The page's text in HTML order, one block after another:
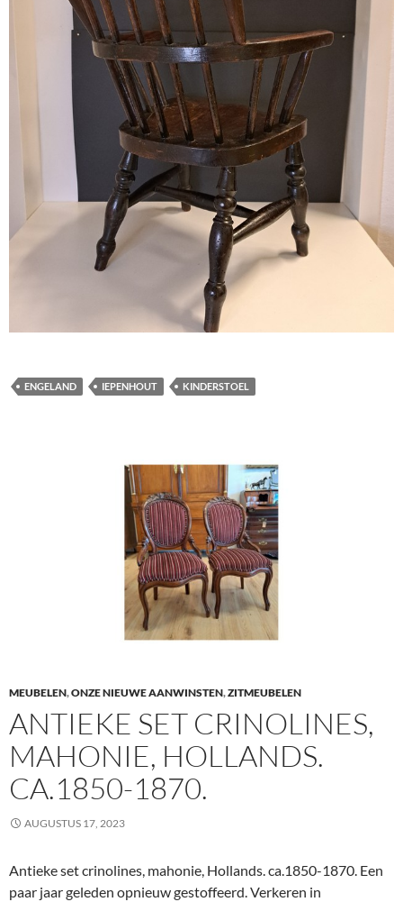
ENGELAND IEPENHOUT KINDERSTOEL
MEUBELEN,ONZE NIEUWE AANWINSTEN,ZITMEUBELEN
ANTIEKE SET CRINOLINES,
MAHONIE, HOLLANDS.
CA.1850-1870.
AUGUSTUS 17, 2023
Antieke set crinolines, mahonie, Hollands. ca.1850-1870. Een
paar jaar geleden opnieuw gestoffeerd. Verkeren in